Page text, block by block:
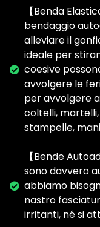
【Benda
bendaggio
alleviare il
ideale per
coesive
avvolgere le
per avvolgere
coltelli,
stampelle,
【Bende
sono davvero
abbiamo
nastro
irritanti, né si